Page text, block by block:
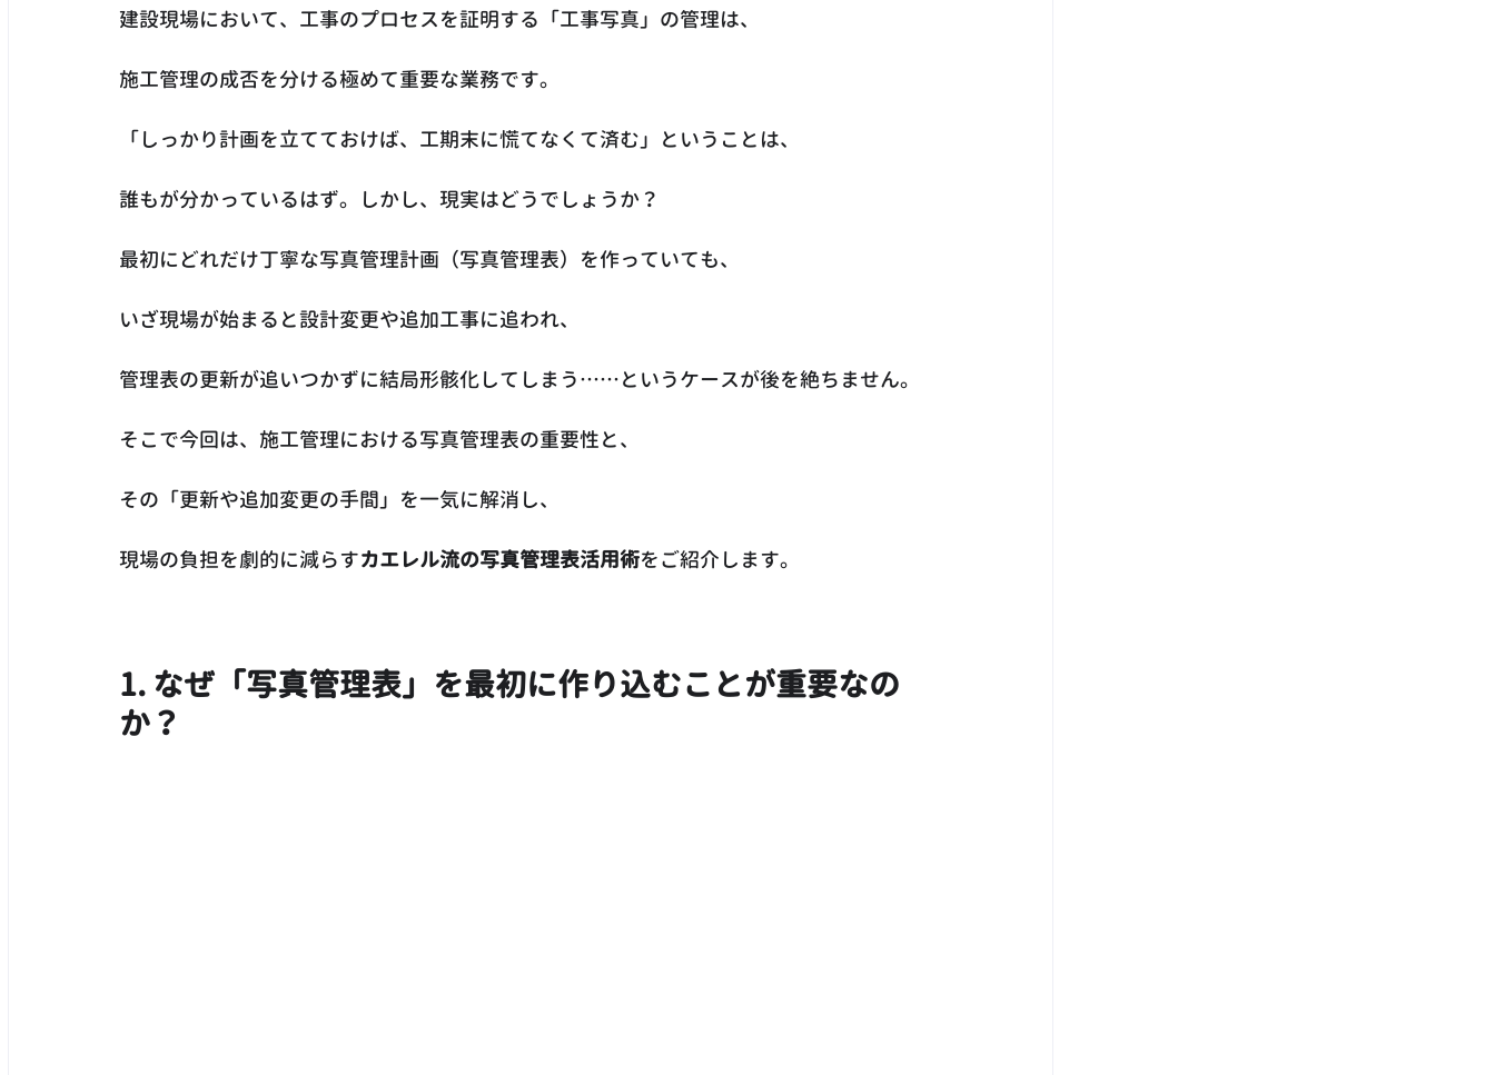
建設現場において、工事のプロセスを証明する「工事写真」の管理は、
施工管理の成否を分ける極めて重要な業務です。
「しっかり計画を立てておけば、工期末に慌てなくて済む」ということは、
誰もが分かっているはず。しかし、現実はどうでしょうか？
最初にどれだけ丁寧な写真管理計画（写真管理表）を作っていても、
いざ現場が始まると設計変更や追加工事に追われ、
管理表の更新が追いつかずに結局形骸化してしまう……というケースが後を絶ちません。
そこで今回は、施工管理における写真管理表の重要性と、
その「更新や追加変更の手間」を一気に解消し、
現場の負担を劇的に減らすカエレル流の写真管理表活用術をご紹介します。
1. なぜ「写真管理表」を最初に作り込むことが重要なの
か？